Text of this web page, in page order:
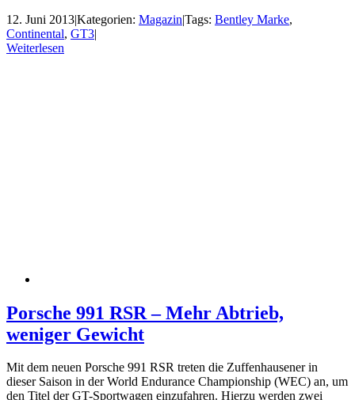
12. Juni 2013|Kategorien: Magazin|Tags: Bentley Marke,
Continental, GT3|
Weiterlesen
Porsche 991 RSR – Mehr Abtrieb,
weniger Gewicht
Mit dem neuen Porsche 991 RSR treten die Zuffenhausener in
dieser Saison in der World Endurance Championship (WEC) an, um
den Titel der GT-Sportwagen einzufahren. Hierzu werden zwei